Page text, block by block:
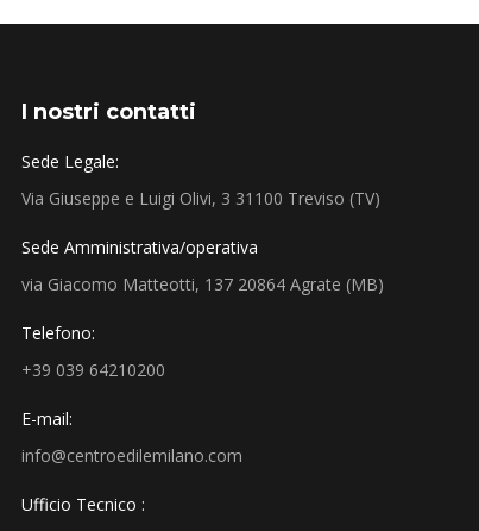
I nostri contatti
Sede Legale:
Via Giuseppe e Luigi Olivi, 3 31100 Treviso (TV)
Sede Amministrativa/operativa
via Giacomo Matteotti, 137 20864 Agrate (MB)
Telefono:
+39 039 64210200
E-mail:
info@centroedilemilano.com
Ufficio Tecnico :